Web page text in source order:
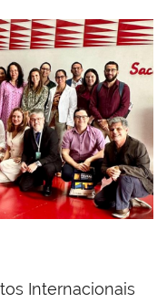
Internacionais